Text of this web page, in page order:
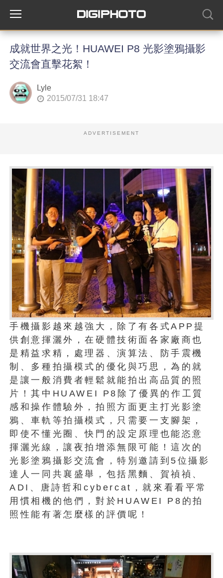
成就世界之光！HUAWEI P8 光影塗鴉攝影
交流會直擊花絮！
Lyle
2015/07/31 18:47
ADVERTISEMENT
手機攝影越來越強大，除了有各式APP提
供創意揮灑外，在硬體技術面各家廠商也
是精益求精，處理器、演算法、防手震機
制、多種拍攝模式的優化與巧思，為的就
是讓一般消費者輕鬆就能拍出高品質的照
片！其中HUAWEI P8除了優異的作工質
感和操作體驗外，拍照方面更主打光影塗
鴉、車軌等拍攝模式，只需要一支腳架，
即使不懂光圈、快門的設定原理也能恣意
揮灑光線，讓夜拍增添無限可能！這次的
光影塗鴉攝影交流會，特別邀請到5位攝影
達人一同共襄盛舉，包括黑麵、賀禎禎、
ADI、唐詩哲和cybercat，就來看看平常
用慣相機的他們，對於HUAWEI P8的拍
照性能有著怎麼樣的評價呢！